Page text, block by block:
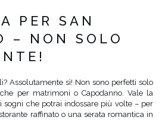
PER SAN
– NON SOLO
Assolutamente sì! Non sono perfetti solo
per matrimoni o Capodanno. Vale la
sogni che potrai indossare più volte – per
raffinato o una serata romantica in